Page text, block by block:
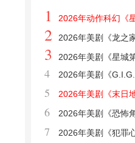
1
2026年动作科幻《
异新世界 第四季》最
02集】
2
2026年美剧《龙之
最新电视剧下载【更新
3
2026年美剧《星城
电视剧下载【全集】
4
2026年美剧《
队》最新电视剧下载【
5
2026年美剧《末日
最新电视剧下载【更新
6
2026年美剧《恐怖
下载【全集】
7
2026年美剧《犯罪